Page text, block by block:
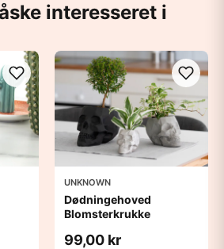
interesseret i
UNKNOWN
Dødningehoved
Blomsterkrukke
99,00 kr